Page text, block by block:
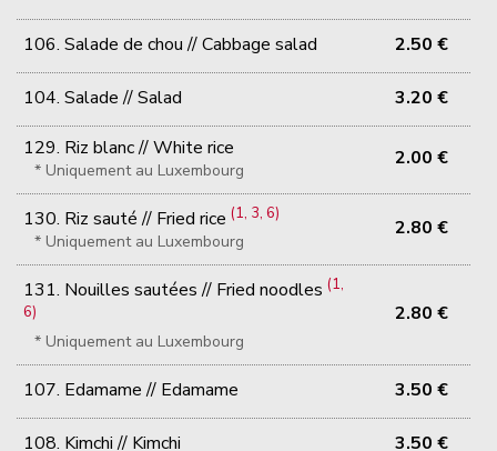
106. Salade de chou // Cabbage salad 2.50 €
104. Salade // Salad 3.20 €
129. Riz blanc // White rice
* Uniquement au Luxembourg
2.00 €
130. Riz sauté // Fried rice(1, 3, 6)
* Uniquement au Luxembourg
2.80 €
131. Nouilles sautées // Fried noodles(1,
6)
* Uniquement au Luxembourg
2.80 €
107. Edamame // Edamame 3.50 €
108. Kimchi // Kimchi 3.50 €